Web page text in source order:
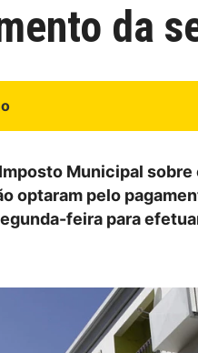
da
Municipal sobre
optaram pelo
feira para